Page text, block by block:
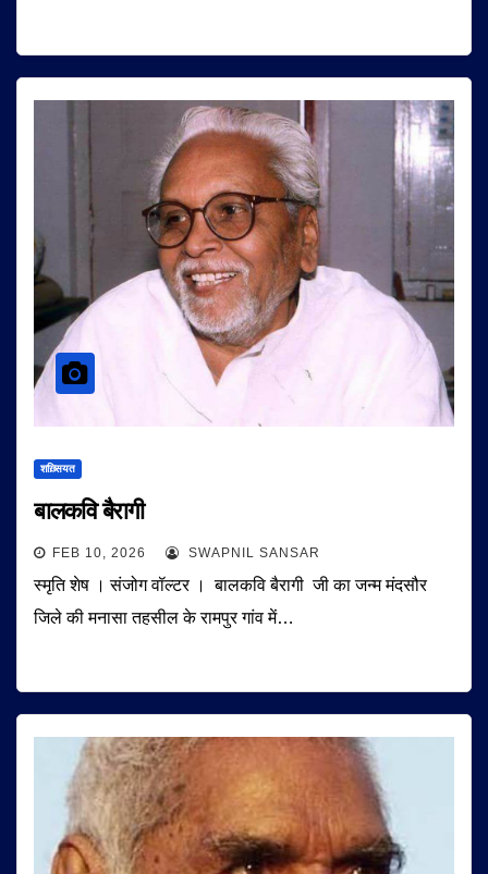
शख़्सियत
बालकवि बैरागी
FEB 10, 2026 SWAPNIL SANSAR
स्मृति शेष । संजोग वॉल्टर । बालकवि बैरागी जी का जन्म मंदसौर
जिले की मनासा तहसील के रामपुर गांव में…